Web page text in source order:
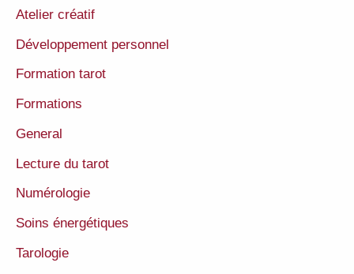
Atelier créatif
Développement personnel
Formation tarot
Formations
General
Lecture du tarot
Numérologie
Soins énergétiques
Tarologie